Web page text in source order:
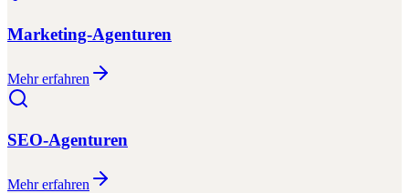
Marketing-Agenturen
Mehr erfahren
SEO-Agenturen
Mehr erfahren